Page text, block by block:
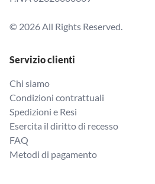
© 2026 All Rights Reserved.
Servizio clienti
Chi siamo
Condizioni contrattuali
Spedizioni e Resi
Esercita il diritto di recesso
FAQ
Metodi di pagamento